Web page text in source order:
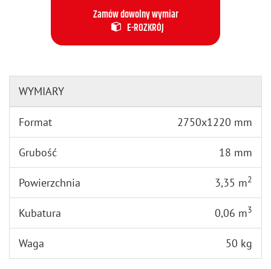
Zamów dowolny wymiar
E-ROZKRÓJ
WYMIARY
Format 2750x1220 mm
Grubość 18 mm
Powierzchnia 3,35 m2
Kubatura 0,06 m3
Waga 50 kg